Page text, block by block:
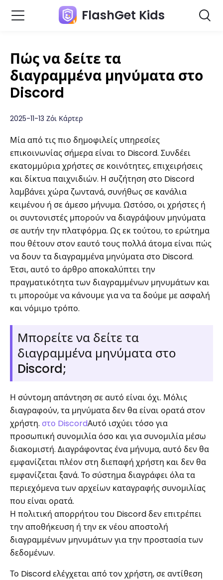
FlashGet Kids
Πώς να δείτε τα
διαγραμμένα μηνύματα στο
Discord
2025-11-13 Ζόι Κάρτερ
Μία από τις πιο δημοφιλείς υπηρεσίες
επικοινωνίας σήμερα είναι το Discord. Συνδέει
εκατομμύρια χρήστες σε κοινότητες, επιχειρήσεις
και δίκτυα παιχνιδιών. Η συζήτηση στο Discord
λαμβάνει χώρα ζωντανά, συνήθως σε κανάλια
κειμένου ή σε άμεσο μήνυμα. Ωστόσο, οι χρήστες ή
οι συντονιστές μπορούν να διαγράψουν μηνύματα
σε αυτήν την πλατφόρμα. Ως εκ τούτου, το ερώτημα
που θέτουν στον εαυτό τους πολλά άτομα είναι πώς
να δουν τα διαγραμμένα μηνύματα στο Discord.
Έτσι, αυτό το άρθρο αποκαλύπτει την
πραγματικότητα των διαγραμμένων μηνυμάτων και
τι μπορούμε να κάνουμε για να τα δούμε με ασφαλή
και νόμιμο τρόπο.
Μπορείτε να δείτε τα
διαγραμμένα μηνύματα στο
Discord;
Η σύντομη απάντηση σε αυτό είναι όχι. Μόλις
διαγραφούν, τα μηνύματα δεν θα είναι ορατά στον
χρήστη. στο DiscordΑυτό ισχύει τόσο για
προσωπική συνομιλία όσο και για συνομιλία μέσω
διακομιστή. Διαγράφοντας ένα μήνυμα, αυτό δεν θα
εμφανίζεται πλέον στη διεπαφή χρήστη και δεν θα
εμφανίζεται ξανά. Το σύστημα διαγράφει όλα τα
περιεχόμενα των αρχείων καταγραφής συνομιλίας
που είναι ορατά.
Η πολιτική απορρήτου του Discord δεν επιτρέπει
την αποθήκευση ή την εκ νέου αποστολή
διαγραμμένων μηνυμάτων για την προστασία των
δεδομένων.
Το Discord ελέγχεται από τον χρήστη, σε αντίθεση